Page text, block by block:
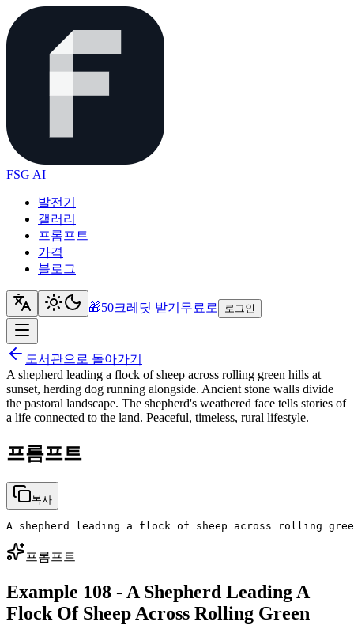
FSG AI
발전기
갤러리
프롬프트
가격
블로그
🎁50크레딧 받기 무료로 로그인
도서관으로 돌아가기
A shepherd leading a flock of sheep across rolling green hills at
sunset, herding dog running alongside. Ancient stone walls divide
the pastoral landscape. The shepherd's weathered face tells stories of
a life connected to the land. Peaceful, timeless, rural lifestyle.
프롬프트
복사
A shepherd leading a flock of sheep across rolling
프롬프트
Example 108 - A Shepherd Leading A
Flock Of Sheep Across Rolling Green